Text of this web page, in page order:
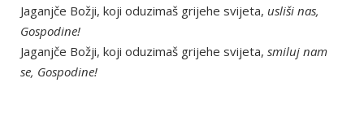
Jaganjče Božji, koji oduzimaš grijehe svijeta, usliši nas,
Gospodine!
Jaganjče Božji, koji oduzimaš grijehe svijeta, smiluj nam
se, Gospodine!